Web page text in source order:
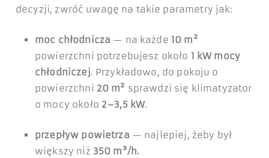
decyzji, zwróć uwagę na takie parametry jak:
moc chłodnicza — na każde 10 m²
powierzchni potrzebujesz około 1 kW mocy
chłodniczej. Przykładowo, do pokoju o
powierzchni 20 m² sprawdzi się klimatyzator
o mocy około 2–3,5 kW.
przepływ powietrza — najlepiej, żeby był
większy niż 350 m³/h.